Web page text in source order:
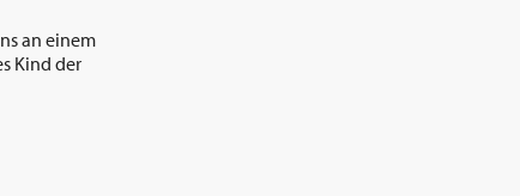
an einem
Kind der